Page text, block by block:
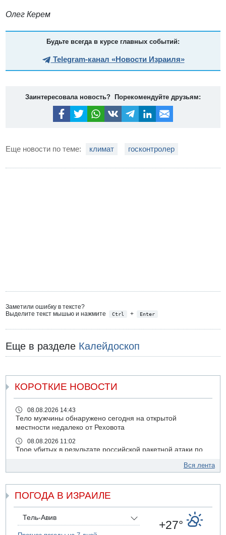
Олег Керем
Будьте всегда в курсе главных событий:
Telegram-канал «Новости Израиля»
Заинтересовала новость? Порекомендуйте друзьям:
Еще новости по теме: климат госконтролер
Заметили ошибку в тексте?
Выделите текст мышью и нажмите
Ctrl + Enter
Еще в разделе Калейдоскоп
КОРОТКИЕ НОВОСТИ
08.08.2026 14:43
Тело мужчины обнаружено сегодня на открытой
местности недалеко от Реховота
08.08.2026 11:02
Трое убитых в результате российской ракетной атаки по
07.08.2026 20:43
07.08.2026 20:41
Ynet: "Хизбалла" запустила БПЛА со взрывчаткой по
07.08.2026 19:16
Вся лента
ПОГОДА В ИЗРАИЛЕ
Тель-Авив
+27°